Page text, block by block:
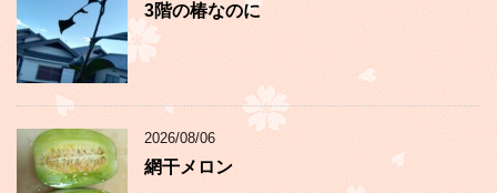
3階の椿なのに
2026/08/06
網干メロン